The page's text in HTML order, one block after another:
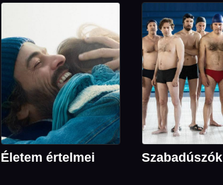
Életem értelmei Szabadúszók